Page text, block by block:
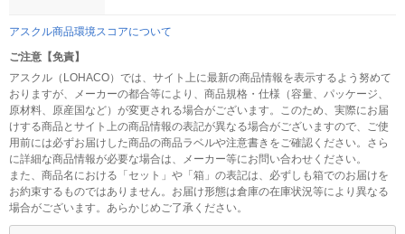
アスクル商品環境スコアについて
ご注意【免責】
アスクル（LOHACO）では、サイト上に最新の商品情報を表示するよう努めて
おりますが、メーカーの都合等により、商品規格・仕様（容量、パッケージ、
原材料、原産国など）が変更される場合がございます。このため、実際にお届
けする商品とサイト上の商品情報の表記が異なる場合がございますので、ご使
用前には必ずお届けした商品の商品ラベルや注意書きをご確認ください。さら
に詳細な商品情報が必要な場合は、メーカー等にお問い合わせください。
また、商品名における「セット」や「箱」の表記は、必ずしも箱でのお届けを
お約束するものではありません。お届け形態は倉庫の在庫状況等により異なる
場合がございます。あらかじめご了承ください。